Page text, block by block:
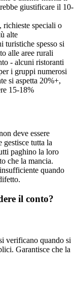
giustificare il 10-
speciali o
alte
turistiche spesso si
alle aree rurali
- alcuni ristoranti
i gruppi numerosi
si aspetta 20%+,
15-18%
deve essere
tutta la
paghino la loro
che la mancia.
quando
il conto?
verificano quando si
Garantisce che la